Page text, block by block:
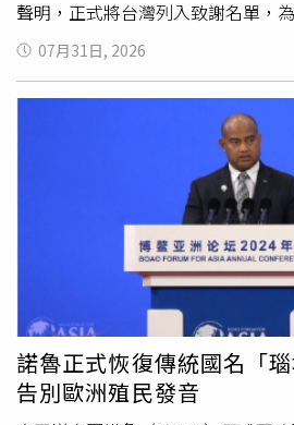
面戰略夥伴關係、簽署《區域全面
光時刻、友誼之花。《解放軍報》
海是「和平之海、友誼之海、合作
惜。然而，一些菲律賓政客無視大
外勢力私下勾連，甘當大國博弈棋
勢。其種種錯誤行徑，嚴重侵蝕各
只會讓周邊國家更加看清菲方製造
區穩定責任方的本質。《解放軍報
有幾個蒼蠅碰壁。我們要奉勸菲方
對中方作出的各項承諾，為穩定雙
時，我們也要嚴正警告那些企圖在
的勢力，在維護南海和平穩定的問
的選項豐富而有力。任何危害中國
險惡圖謀，都將遭到堅決回應和迎
報導補充，大陸外交部7月31日就菲
「領海基線」發佈聲明。8月1日，
聲明，正式將台灣列入致謝名單，
降溫，但相關事件也引發外界對日
政處境的討論。熊本強震造成重大
名單，正式向台灣及多國表達謝意
@takaichi_sanae）高市早苗表示，
府已收到來自世界各國、地區及國
以及多項具體援助提議，代表日本
與協助的各界人士表達誠摯謝意。
個國家、地區及國際組織致謝，內
包括台灣、大陸、韓國、印度、以
耳其等；歐洲涵蓋英國、法國、德
及烏克蘭等20多國；美洲包括美國
哥、秘魯等；非洲則有埃及、吉布
濟。此外，東南亞國家協會（
體（SICA）、歐洲聯盟（EU）、國
合國（UN）、聯合國開發計畫署（
07月31日, 2026
諾魯正式恢復傳統國名「
告別歐洲殖民發音